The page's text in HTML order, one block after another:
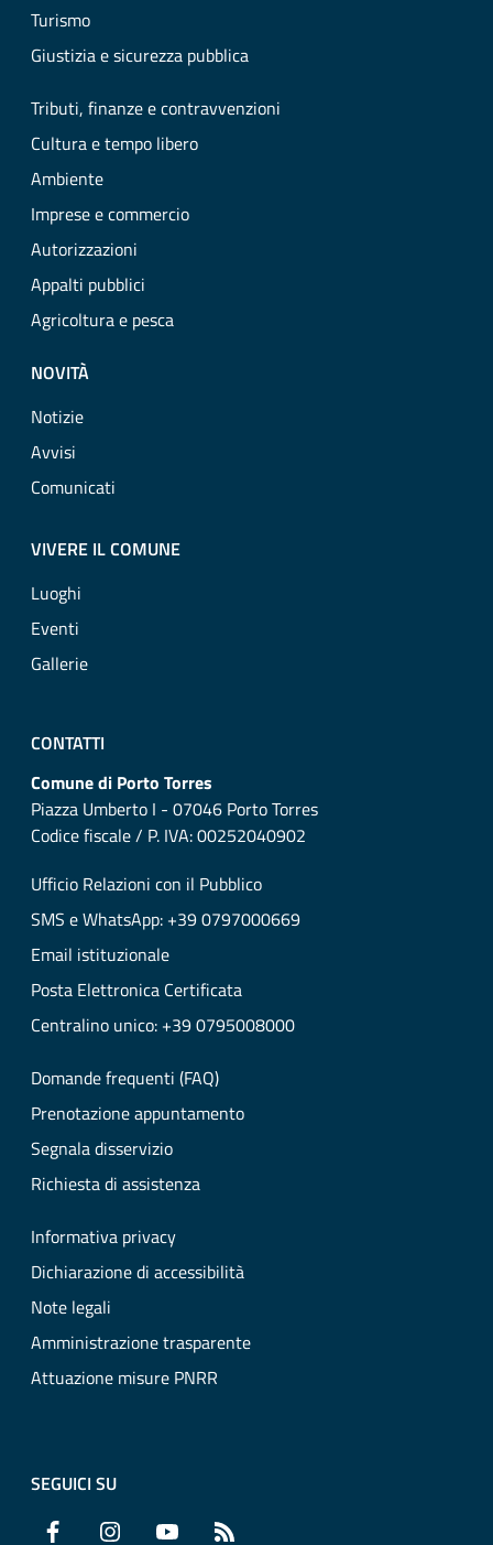
Turismo
Giustizia e sicurezza pubblica
Tributi, finanze e contravvenzioni
Cultura e tempo libero
Ambiente
Imprese e commercio
Autorizzazioni
Appalti pubblici
Agricoltura e pesca
NOVITÀ
Notizie
Avvisi
Comunicati
VIVERE IL COMUNE
Luoghi
Eventi
Gallerie
CONTATTI
Comune di Porto Torres
Piazza Umberto I - 07046 Porto Torres
Codice fiscale / P. IVA: 00252040902
Ufficio Relazioni con il Pubblico
SMS e WhatsApp: +39 0797000669
Email istituzionale
Posta Elettronica Certificata
Centralino unico: +39 0795008000
Domande frequenti (FAQ)
Prenotazione appuntamento
Segnala disservizio
Richiesta di assistenza
Informativa privacy
Dichiarazione di accessibilità
Note legali
Amministrazione trasparente
Attuazione misure PNRR
SEGUICI SU
Facebook Instagram YouTube